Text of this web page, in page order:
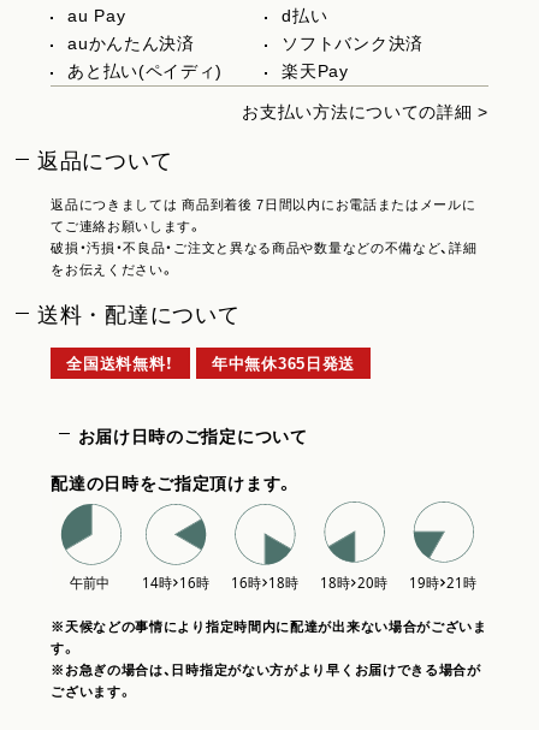
au Pay
d払い
auかんたん決済
ソフトバンク決済
あと払い(ペイディ)
楽天Pay
お支払い方法についての詳細 >
返品について
返品につきましては 商品到着後 7日間以内にお電話またはメールに
てご連絡お願いします。
破損・汚損・不良品・ご注文と異なる商品や数量などの不備など、詳細
をお伝えください。
送料・配達について
全国送料無料！ 年中無休365日発送
お届け日時のご指定について
配達の日時をご指定頂けます。
※天候などの事情により指定時間内に配達が出来ない場合がございま
す。
※お急ぎの場合は、日時指定がない方がより早くお届けできる場合が
ございます。